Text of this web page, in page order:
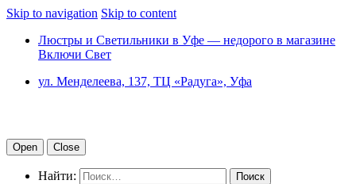
Skip to navigation Skip to content
Люстры и Светильники в Уфе — недорого в магазине
Включи Свет
ул. Менделеева, 137, ТЦ «Радуга», Уфа
Open Close
Найти: